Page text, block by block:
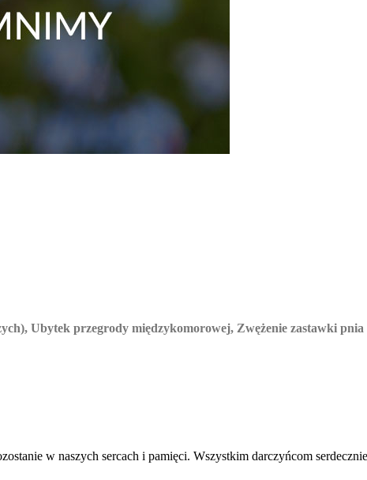
Ubytek przegrody międzykomorowej, Zwężenie zastawki pnia
w naszych sercach i pamięci. Wszystkim darczyńcom